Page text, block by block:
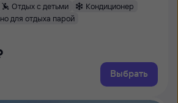
Отдых с детьми
Кондиционер
для отдыха парой
Выбрать